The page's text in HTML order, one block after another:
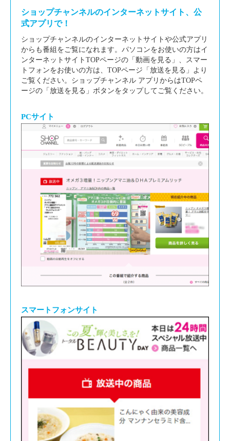
ショップチャンネルのインターネットサイト、公
式アプリで！
ショップチャンネルのインターネットサイトや公式アプリ
からも番組をご覧になれます。パソコンをお使いの方はイ
ンターネットサイトTOPページの「動画を見る」、スマー
トフォンをお使いの方は、TOPページ「放送を見る」より
ご覧ください。ショップチャンネル アプリからはTOPペ
ージの「放送を見る」ボタンをタップしてご覧ください。
PCサイト
スマートフォンサイト